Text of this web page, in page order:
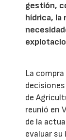
gestión,
hídrica, la
La
de
reunió en
de la
evaluar